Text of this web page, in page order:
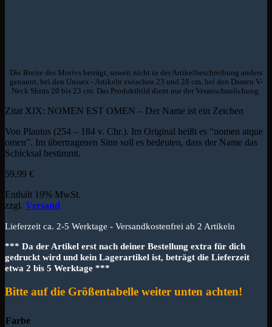
Die Breite des Motivs beträgt, soweit nicht in der Artikelbeschreibung anders
genannt, bei den Unisex - Artikeln zwischen 23 und 28 cm, bei den Damen V-
Neck Shirts 20 bis 23 cm. Das Produktbild dient nur der Veranschaulichung.
Zitat XIX: NOMEN EST OMEN – Der Name ist ein Zeichen
Von Plautus (254 – 184 v. Chr.). Im Original heißt es “nomen atque
omen”. Im übertragenen Sinn soll es bedeuten, dass der Name das
Schicksal bestimmt.
59,99 €
Enthält 19% MwSt.
zzgl. Versand
Lieferzeit ca. 2-5 Werktage - Versandkostenfrei ab 2 Artikeln
*** Da der Artikel erst nach deiner Bestellung extra für dich
gedruckt wird und kein Lagerartikel ist, beträgt die Lieferzeit
etwa 2 bis 5 Werktage ***
Bitte auf die Größentabelle weiter unten achten!
Farbe